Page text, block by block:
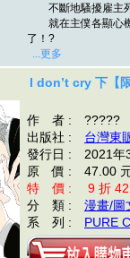
不斷地騷擾雇主
就在主僕各顯心機
了！?
...更多
I don’t cry 下【
作 者 : ?????
出版社 : 台灣東
發行日 : 2021年
原 價 : 47.00
特 價 : 9 折
分 類 : 漫畫/圖
系 列 : PURE